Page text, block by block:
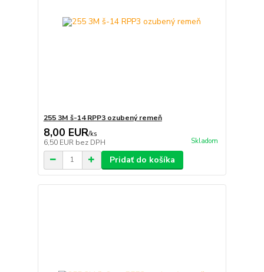
255 3M š-14 RPP3 ozubený remeň
8,00 EUR/ks
6,50 EUR bez DPH Skladom
Pridať do košíka